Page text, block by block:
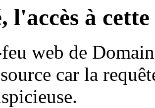
l'accès à
web de
car la